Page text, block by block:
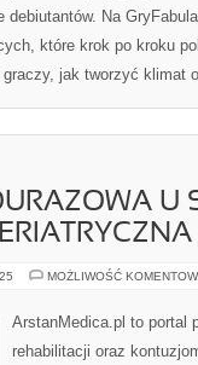
debiutantów. Na
które krok po kroku
jak tworzyć klimat
U
MOŻLIWOŚĆ
ArstanMedica.pl to portal
rehabilitacji oraz